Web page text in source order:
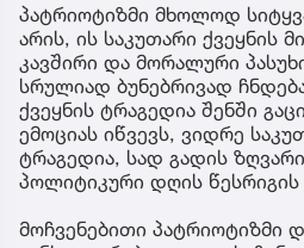
პატრიოტიზმი მხოლოდ
არის, ის საკუთარი ქვეყნის
კავშირი და მორალური
სრულიად ბუნებრივად
ქვეყნის ტრაგედია შენში
ემოციას იწვევს, ვიდრე
ტრაგედია, სად გადის
პოლიტიკური დღის
მოჩვენებითი პატრიოტიზმი